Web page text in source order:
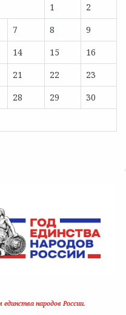
1
2
7 8
9
14 15
16
21 22
23
28 29
30
единства народов России.